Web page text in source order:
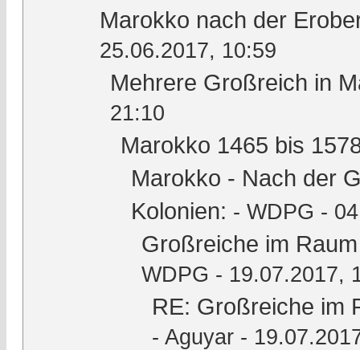
Marokko nach der
25.06.2017, 10:59
Mehrere Großreich in
21:10
Marokko 1465 bis
Marokko - Nach der
Kolonien: - WDPG -
Großreiche im
WDPG - 19.07.2017,
RE: Großreiche im
- Aguyar -